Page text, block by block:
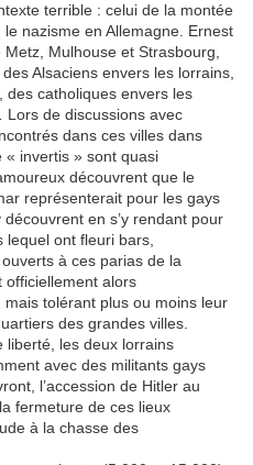
terrible : celui de la montée
nazisme en Allemagne. Ernest
Mulhouse et Strasbourg,
Alsaciens envers les lorrains,
des catholiques envers les
de discussions avec
dans ces villes dans
« invertis » sont quasi
découvrent que le
représenterait pour les gays
en s’y rendant pour
ont fleuri bars,
à ces parias de la
officiellement alors
mais tolérant plus ou moins leur
des grandes villes.
liberté, les deux lorrains
avec des militants gays
l’accession de Hitler au
fermeture de ces lieux
à la chasse des